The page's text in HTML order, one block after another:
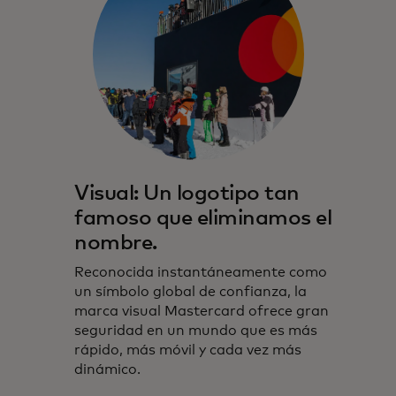
Visual: Un logotipo tan
famoso que eliminamos el
nombre.
Reconocida instantáneamente como
un símbolo global de confianza, la
marca visual Mastercard ofrece gran
seguridad en un mundo que es más
rápido, más móvil y cada vez más
dinámico.